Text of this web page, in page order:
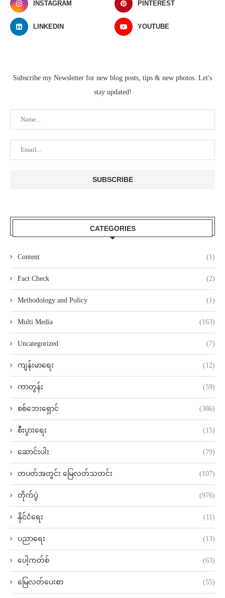
INSTAGRAM PINTEREST
LINKEDIN YOUTUBE
Subscribe my Newsletter for new blog posts, tips & new photos. Let's
stay updated!
CATEGORIES
Content (1)
Fact Check (2)
Methodology and Policy (1)
Multi Media (163)
Uncategorized (7)
ကျန်းမာရေး (12)
ကာတွန်း (59)
စစ်ဘေးရှောင် (386)
စီးပွားရေး (15)
ဆောင်းပါး (79)
တပတ်အတွင်း မြေလတ်သတင်း (107)
တိုက်ပွဲ (976)
နိုင်ငံရေး (11)
ပညာရေး (13)
ပေါ့ကတ်စ် (63)
မြေလတ်ပေးစာ (55)